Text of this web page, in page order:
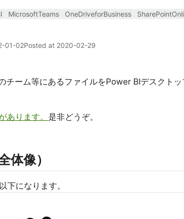
MicrosoftTeams OneDriveforBusiness
01-02Posted at 2020-02-29
チーム等にあるファイルをPower BIデスクトッ
あります。 是非どうぞ。
体像）
下になります。